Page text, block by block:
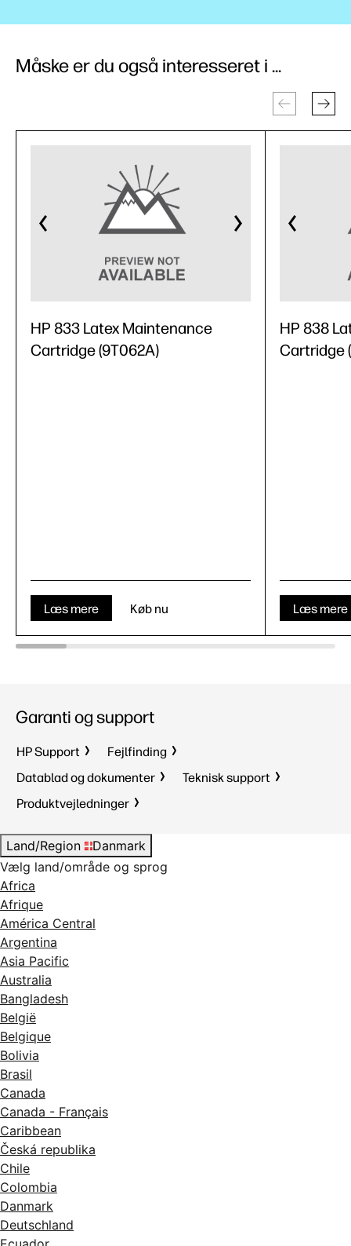
Måske er du også interesseret i ...
HP 833 Latex Maintenance
Cartridge (9T062A)
Læs mere Køb nu
HP 838
Cartridge
Læs mere
Garanti og support
HP Support
Fejlfinding
Datablad og dokumenter
Teknisk support
Produktvejledninger
Land/Region
Danmark
Vælg land/område og sprog
Africa
Afrique
América Central
Argentina
Asia Pacific
Australia
Bangladesh
België
Belgique
Bolivia
Brasil
Canada
Canada - Français
Caribbean
Česká republika
Chile
Colombia
Danmark
Deutschland